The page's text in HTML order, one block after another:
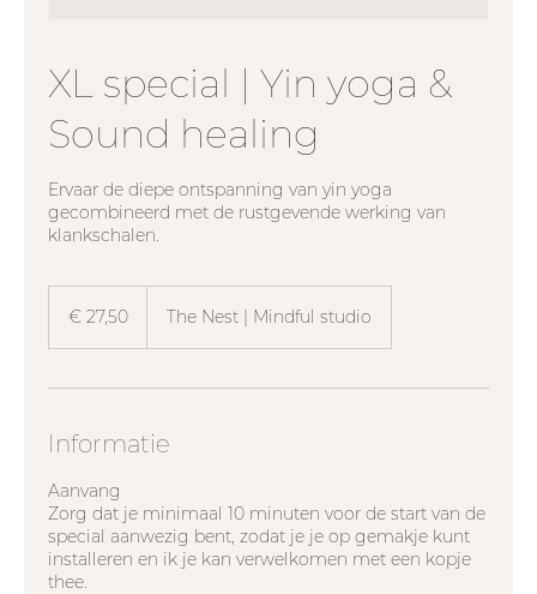
XL special | Yin yoga &
Sound healing
Ervaar de diepe ontspanning van yin yoga
gecombineerd met de rustgevende werking van
klankschalen.
€ 27,50 The Nest | Mindful studio
Informatie
Aanvang
Zorg dat je minimaal 10 minuten voor de start van de
special aanwezig bent, zodat je je op gemakje kunt
installeren en ik je kan verwelkomen met een kopje
thee.